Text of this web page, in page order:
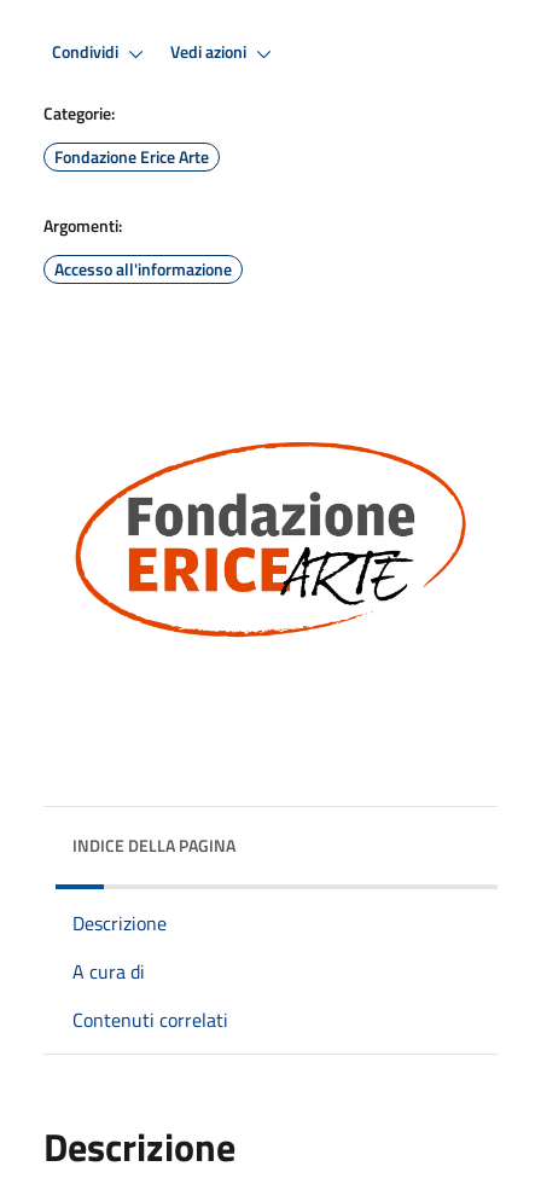
Condividi Vedi azioni
Categorie:
Fondazione Erice Arte
Argomenti:
Accesso all'informazione
INDICE DELLA PAGINA
Descrizione
A cura di
Contenuti correlati
Descrizione